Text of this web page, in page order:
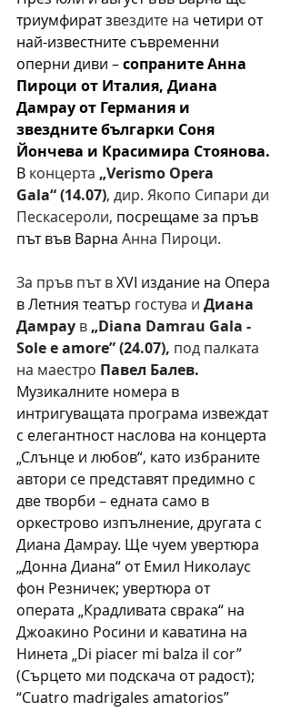
триумфират звездите на четири от
най-известните съвременни
оперни диви – сопраните Анна
Пироци от Италия, Диана
Дамрау от Германия и
звездните българки Соня
Йончева и Красимира Стоянова.
В концерта „Verismo Opera
Gala“ (14.07), дир. Якопо Сипари ди
Пескасероли, посрещаме за пръв
път във Варна Анна Пироци.
За пръв път в XVI издание на Опера
в Летния театър гостува и Диана
Дамрау в „Diana Damrau Gala -
Sole e amore” (24.07), под палката
на маестро Павел Балев.
Музикалните номера в
интригуващата програма извеждат
с елегантност наслова на концерта
„Слънце и любов“, като избраните
автори се представят предимно с
две творби – едната само в
оркестрово изпълнение, другата с
Диана Дамрау. Ще чуем увертюра
„Донна Диана“ от Емил Николаус
фон Резничек; увертюра от
операта „Крадливата сврака“ на
Джоакино Росини и каватина на
Нинета „Di piacer mi balza il cor”
(Сърцето ми подскача от радост);
“Cuatro madrigales amatorios”